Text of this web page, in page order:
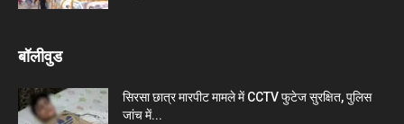
बॉलीवुड
सिरसा छात्र मारपीट मामले में CCTV फुटेज सुरक्षित, पुलिस
जांच में...